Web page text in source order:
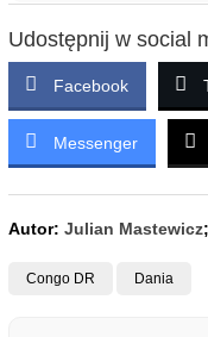
Udostępnij w social
Facebook
Messenger
Autor: Julian Mastewicz;
Congo DR Dania